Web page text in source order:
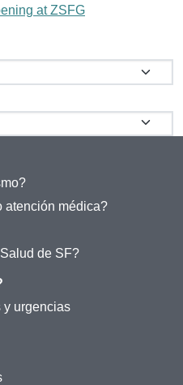
at ZSFG
atención médica?
de SF?
y urgencias